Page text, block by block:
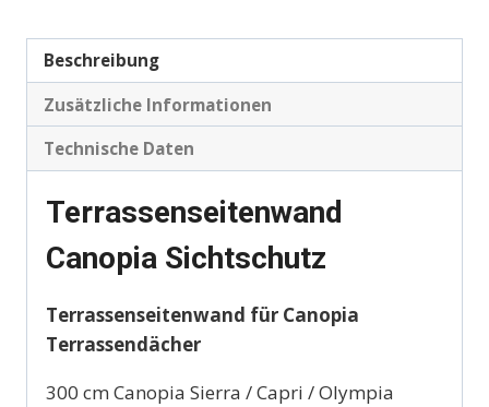
Beschreibung
Zusätzliche Informationen
Technische Daten
Terrassenseitenwand
Canopia Sichtschutz
Terrassenseitenwand für Canopia
Terrassendächer
300 cm Canopia Sierra / Capri / Olympia